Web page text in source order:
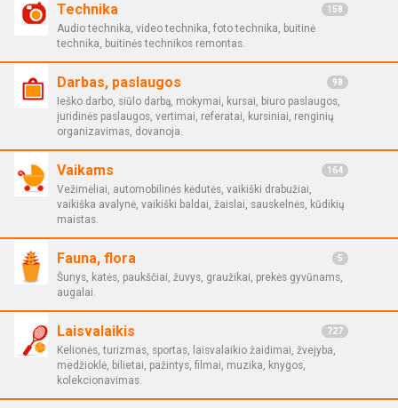
Technika 158
Audio technika, video technika, foto technika, buitinė
technika, buitinės technikos remontas.
Darbas, paslaugos 98
Ieško darbo, siūlo darbą, mokymai, kursai, biuro paslaugos,
juridinės paslaugos, vertimai, referatai, kursiniai, renginių
organizavimas, dovanoja.
Vaikams 164
Vežimėliai, automobilinės kėdutės, vaikiški drabužiai,
vaikiška avalynė, vaikiški baldai, žaislai, sauskelnės, kūdikių
maistas.
Fauna, flora 5
Šunys, katės, paukščiai, žuvys, graužikai, prekės gyvūnams,
augalai.
Laisvalaikis 727
Kelionės, turizmas, sportas, laisvalaikio žaidimai, žvejyba,
medžioklė, bilietai, pažintys, filmai, muzika, knygos,
kolekcionavimas.